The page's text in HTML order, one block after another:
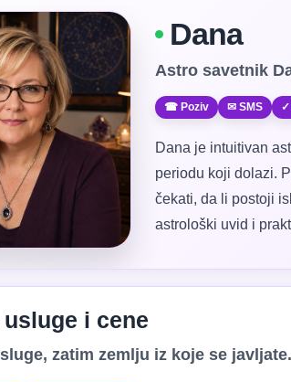
Dana
Astro savetnik
☎ Poziv ✉ SMS ✓
Dana je intuitivan
periodu koji dolazi.
čekati, da li postoji
astrološki uvid i
i cene
zatim zemlju iz koje se javljate.